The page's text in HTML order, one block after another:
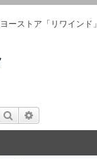
ーストア「リワインド」
検索